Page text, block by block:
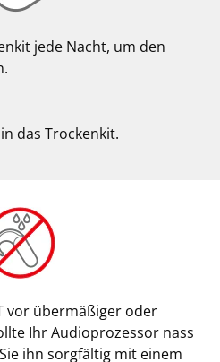
jede Nacht, um den
das Trockenkit.
vor übermäßiger oder
Ihr Audioprozessor nass
ihn sorgfältig mit einem